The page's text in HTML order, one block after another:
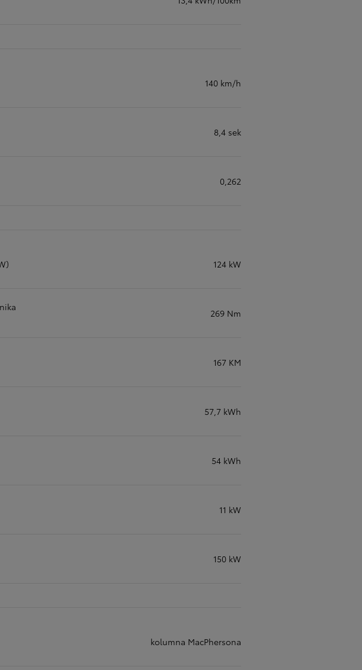
140 km/h
8,4 sek
0,262
124 kW
269 Nm
167 KM
57,7 kWh
54 kWh
11 kW
150 kW
kolumna MacPhersona